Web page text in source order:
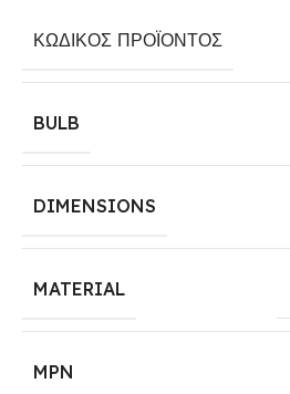
ΚΩΔΙΚΌΣ ΠΡΟΪΌΝΤΟΣ
BULB
DIMENSIONS
MATERIAL
MPN